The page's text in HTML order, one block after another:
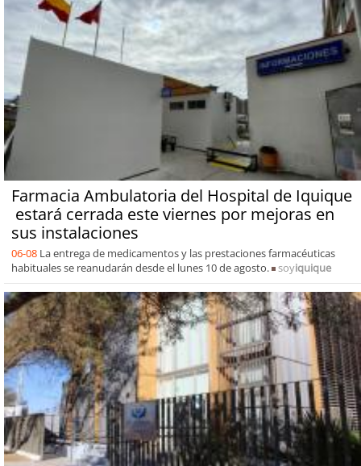
Farmacia Ambulatoria del Hospital de Iquique
estará cerrada este viernes por mejoras en
sus instalaciones
06-08 La entrega de medicamentos y las prestaciones farmacéuticas
habituales se reanudarán desde el lunes 10 de agosto.
soyiquique